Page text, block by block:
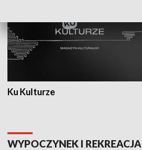
Ku Kulturze
WYPOCZYNEK I REKREACJA